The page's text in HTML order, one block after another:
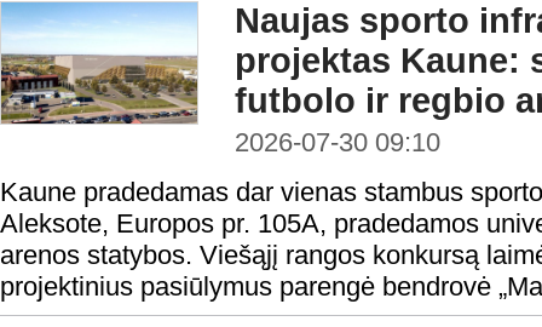
Naujas sporto
projektas Kaune:
futbolo ir regbio
2026-07-30 09:10
Kaune pradedamas dar vienas stambus
Aleksote, Europos pr. 105A, pradedamos
arenos statybos. Viešąjį rangos konkursą
projektinius pasiūlymus parengė bendrovė